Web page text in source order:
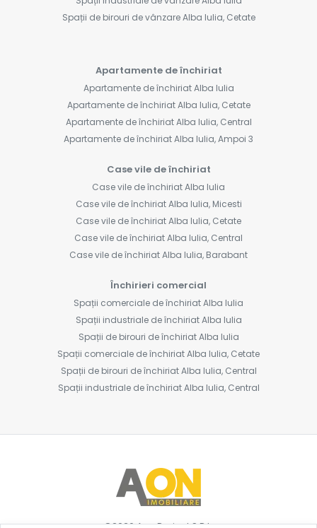
Spații de birouri de vânzare Alba Iulia, Cetate
Apartamente de închiriat
Apartamente de închiriat Alba Iulia
Apartamente de închiriat Alba Iulia, Cetate
Apartamente de închiriat Alba Iulia, Central
Apartamente de închiriat Alba Iulia, Ampoi 3
Case vile de închiriat
Case vile de închiriat Alba Iulia
Case vile de închiriat Alba Iulia, Micesti
Case vile de închiriat Alba Iulia, Cetate
Case vile de închiriat Alba Iulia, Central
Case vile de închiriat Alba Iulia, Barabant
Închirieri comercial
Spații comerciale de închiriat Alba Iulia
Spații industriale de închiriat Alba Iulia
Spații de birouri de închiriat Alba Iulia
Spații comerciale de închiriat Alba Iulia, Cetate
Spații de birouri de închiriat Alba Iulia, Central
Spații industriale de închiriat Alba Iulia, Central